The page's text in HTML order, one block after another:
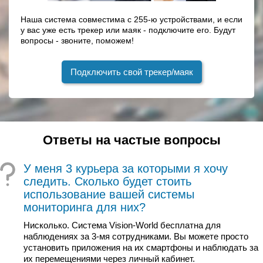
Наша система совместима с 255-ю устройствами, и если
у вас уже есть трекер или маяк - подключите его. Будут
вопросы - звоните, поможем!
Подключить свой трекер/маяк
Ответы на частые вопросы
У меня 3 курьера за которыми я хочу
следить. Сколько будет стоить
использование вашей системы
мониторинга для них?
Нисколько. Система Vision-World бесплатна для
наблюдениях за 3-мя сотрудниками. Вы можете просто
установить приложения на их смартфоны и наблюдать за
их перемещениями через личный кабинет.